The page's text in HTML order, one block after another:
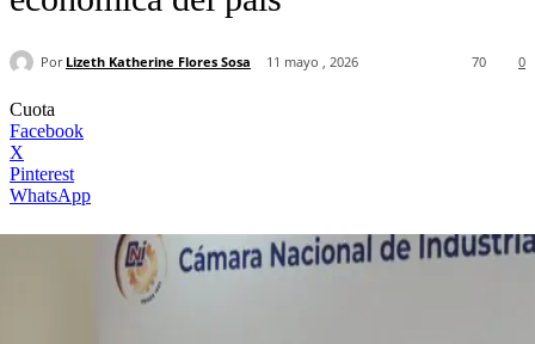
Por Lizeth Katherine Flores Sosa 11 mayo , 2026 0
70
Cuota
Facebook
X
Pinterest
WhatsApp